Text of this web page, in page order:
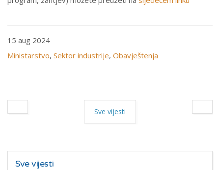
15 aug 2024
Ministarstvo, Sektor industrije, Obavještenja
Sve vijesti
Sve vijesti